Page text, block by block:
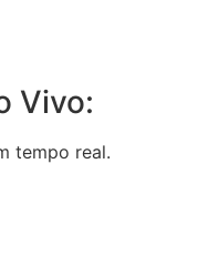
Vivo:
tempo real.